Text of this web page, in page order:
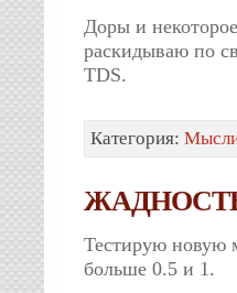
Доры и
раскидываю по
TDS.
Категория:
Тестирую новую
больше 0.5 и 1.